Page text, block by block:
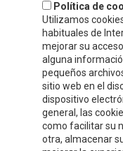
Política de
Utilizamos
habituales de
mejorar su
alguna
pequeños
sitio web en el
dispositivo
general, las
como facilitar su
otra, almacenar